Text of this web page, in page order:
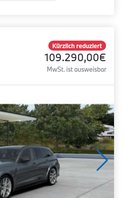
Kürzlich reduziert
109.290,00€
MwSt. ist ausweisbar